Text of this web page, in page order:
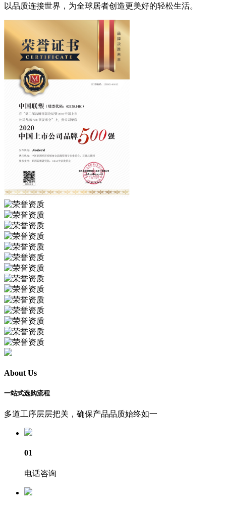
以品质连接世界，为全球居者创造更美好的轻松生活。
About Us
一站式选购流程
多道工序层层把关，确保产品品质始终如一
01
电话咨询